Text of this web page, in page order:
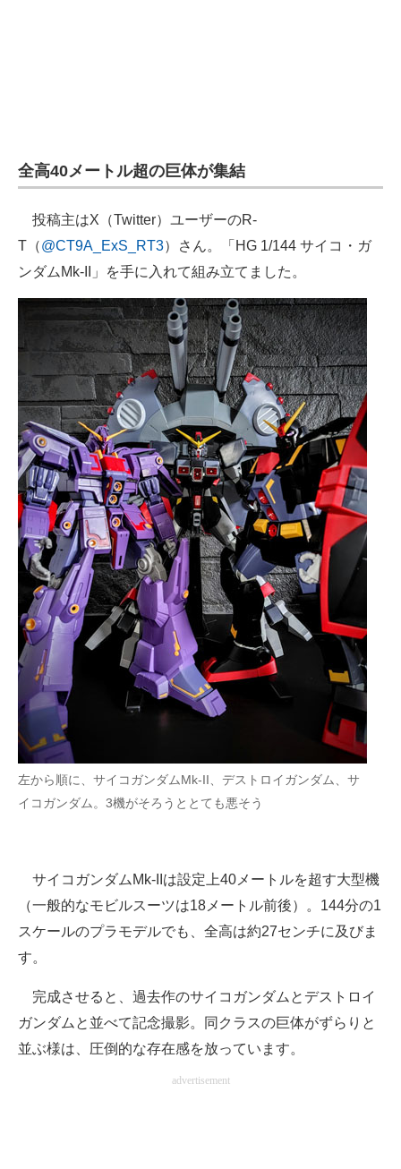
企業向けIT製品の総合サイト
IT製品の技術・比較・事例
製造業のIT導入・活用を支援
モノづくり技術者専門サイト
エレクトロニクス専門サイト
電子設計の基本と応用
エネルギーの専門メディア
建設×テクノロジーの最前線
ちょっと気になるネットの話題
全高40メートル超の巨体が集結
投稿主はX（Twitter）ユーザーのR-
T（@CT9A_ExS_RT3）さん。「HG 1/144 サイコ・ガ
ンダムMk-II」を手に入れて組み立てました。
左から順に、サイコガンダムMk-II、デストロイガンダム、サ
イコガンダム。3機がそろうととても悪そう
サイコガンダムMk-IIは設定上40メートルを超す大型機
（一般的なモビルスーツは18メートル前後）。144分の1
スケールのプラモデルでも、全高は約27センチに及びま
す。
完成させると、過去作のサイコガンダムとデストロイ
ガンダムと並べて記念撮影。同クラスの巨体がずらりと
並ぶ様は、圧倒的な存在感を放っています。
advertisement